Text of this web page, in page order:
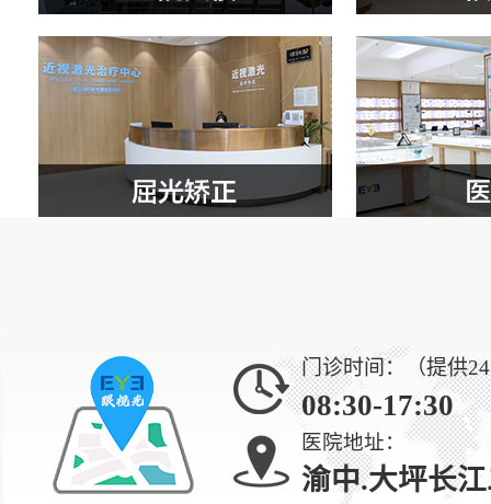
门诊时间：（提供
08:30-17:30
医院地址：
渝中.大坪长